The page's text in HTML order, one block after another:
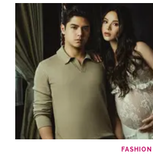
FASHION